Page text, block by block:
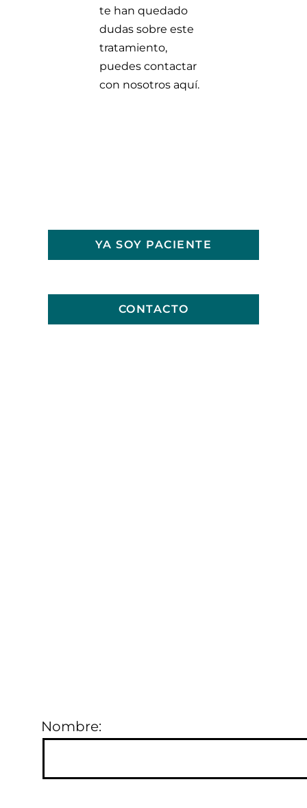
te han quedado
dudas sobre este
tratamiento,
puedes contactar
con nosotros aquí.
YA SOY PACIENTE
CONTACTO
Nombre: